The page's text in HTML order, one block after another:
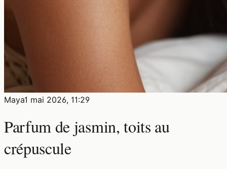
Maya1 mai 2026, 11:29
Parfum de jasmin, toits au
crépuscule